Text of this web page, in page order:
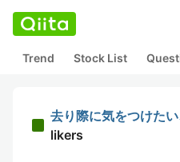
Trend Stock List
去り際に気をつけた
likers